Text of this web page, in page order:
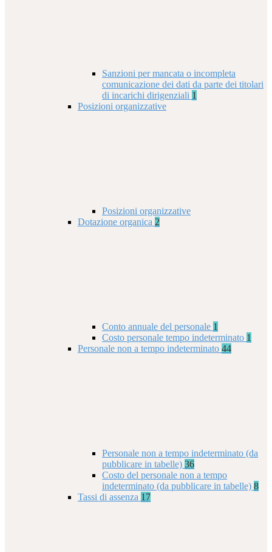
Sanzioni per mancata o incompleta
comunicazione dei dati da parte dei titolari
di incarichi dirigenziali 1
Posizioni organizzative
Posizioni organizzative
Dotazione organica 2
Conto annuale del personale 1
Costo personale tempo indeterminato 1
Personale non a tempo indeterminato 44
Personale non a tempo indeterminato (da
pubblicare in tabelle) 36
Costo del personale non a tempo
indeterminato (da pubblicare in tabelle) 8
Tassi di assenza 17